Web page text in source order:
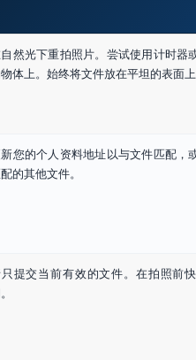
然光下重拍照片。尝试使用计时器
体上。始终将文件放在平坦的表面
您的个人资料地址以与文件匹配，
的其他文件。
提交当前有效的文件。在拍照前